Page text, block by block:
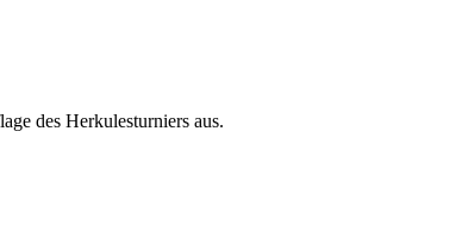
des Herkulesturniers aus.